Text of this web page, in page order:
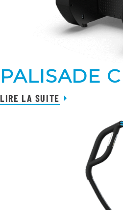
PALISADE
LIRE LA SUITE